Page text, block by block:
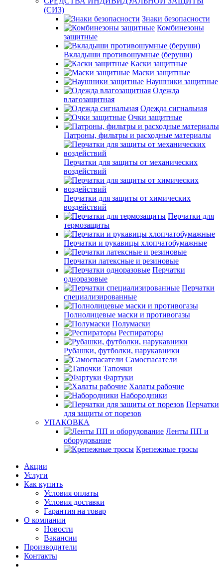
(СИЗ)
Знаки безопасности
Комбинезоны
защитные
Вкладыши противошумные (беруши)
Каски защитные
Маски защитные
Наушники защитные
Одежда
влагозащитная
Одежда сигнальная
Очки защитные
Патроны, фильтры и расходные материалы
Перчатки для защиты от механических
воздействий
Перчатки для защиты от химических
воздействий
Перчатки для
термозащиты
Перчатки и рукавицы хлопчатобумажные
Перчатки латексные и резиновые
Перчатки
одноразовые
Перчатки
специализированные
Полнолицевые маски и противогазы
Полумаски
Респираторы
Рубашки, футболки, нарукавники
Самоспасатели
Тапочки
Фартуки
Халаты рабочие
Набородники
Перчатки
для защиты от порезов
УПАКОВКА
Ленты ПП и
оборудование
Крепежные тросы
Акции
Услуги
Как купить
Условия оплаты
Условия доставки
Гарантия на товар
О компании
Новости
Вакансии
Производители
Контакты